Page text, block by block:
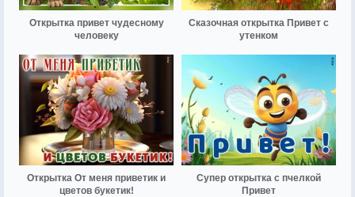
Открытка привет чудесному
человеку
Сказочная открытка Привет с
утенком
Открытка От меня приветик и
цветов букетик!
Супер открытка с пчелкой
Привет